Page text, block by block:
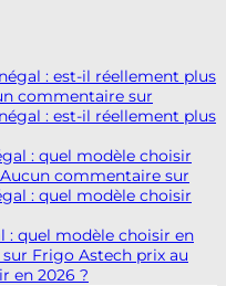
: est-il réellement plus
commentaire sur
: est-il réellement plus
: quel modèle choisir
Aucun commentaire sur
: quel modèle choisir
: quel modèle choisir en
sur Frigo Astech prix au
en 2026 ?